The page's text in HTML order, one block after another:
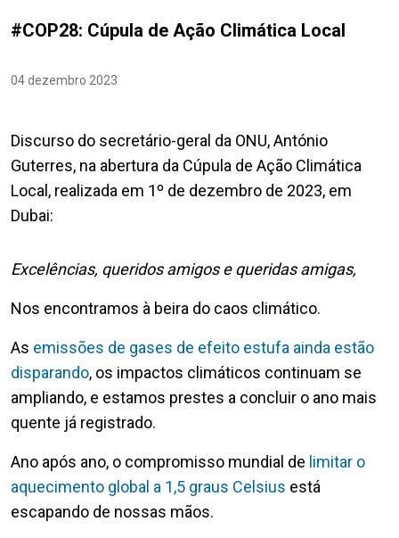
#COP28: Cúpula de Ação Climática Local
04 dezembro 2023
Discurso do secretário-geral da ONU, António
Guterres, na abertura da Cúpula de Ação Climática
Local, realizada em 1º de dezembro de 2023, em
Dubai:
Excelências, queridos amigos e queridas amigas,
Nos encontramos à beira do caos climático.
As emissões de gases de efeito estufa ainda estão
disparando, os impactos climáticos continuam se
ampliando, e estamos prestes a concluir o ano mais
quente já registrado.
Ano após ano, o compromisso mundial de limitar o
aquecimento global a 1,5 graus Celsius está
escapando de nossas mãos.